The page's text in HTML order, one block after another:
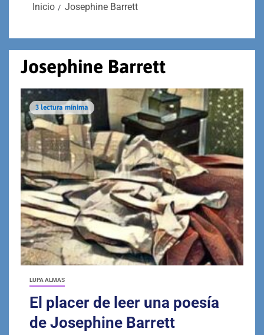
Inicio Josephine Barrett
Josephine Barrett
3 lectura mínima
LUPA ALMAS
El placer de leer una poesía
de Josephine Barrett